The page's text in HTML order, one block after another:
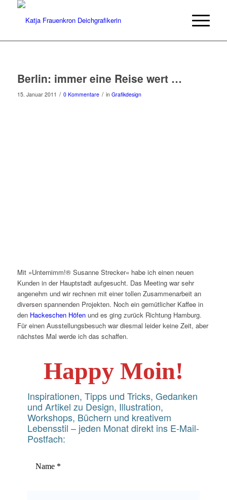
Berlin: immer eine Reise wert …
15. Januar 2011 / 0 Kommentare / in Grafikdesign
Mit »Unternimm!® Susanne Strecker« habe ich einen neuen
Kunden in der Hauptstadt aufgesucht. Das Meeting war sehr
angenehm und wir rechnen mit einer tollen Zusammenarbeit an
diversen spannenden Projekten. Noch ein gemütlicher Kaffee in
den Hackeschen Höfenund es ging zurück Richtung Hamburg.
Für einen Ausstellungsbesuch war diesmal leider keine Zeit, aber
nächstes Mal werde ich das schaffen.
Happy Moin!
Inspirationen, Tipps und Tricks, Gedanken
und Artikel zu Design, Illustration,
Workshops, Büchern und kreativem
Lebensstil – jeden Monat direkt ins E-Mail-
Postfach: